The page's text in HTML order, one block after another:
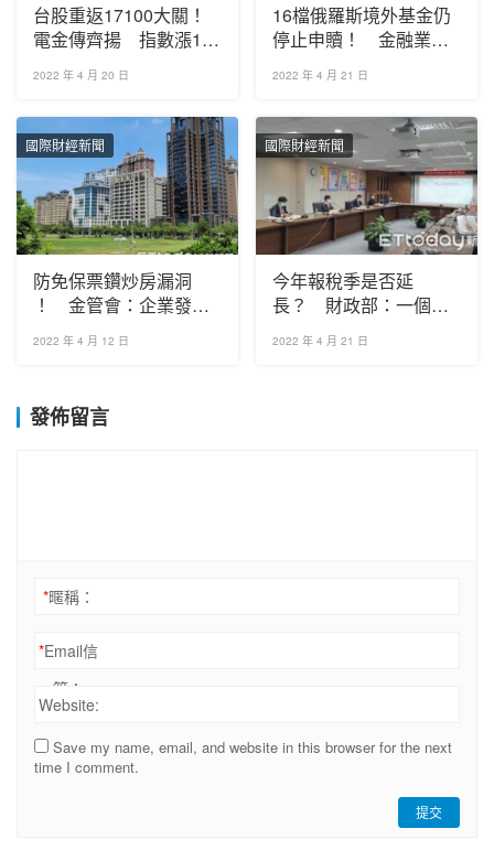
台股重返17100大關！
電金傳齊揚 指數漲155
點收17148
2022 年 4 月 20 日
16檔俄羅斯境外基金仍
停止申贖！ 金融業對
俄曝險2個月減近600億
2022 年 4 月 21 日
國際財經新聞
防免保票鑽炒房漏洞
！ 金管會：企業發票
負債比「3倍為限」
2022 年 4 月 12 日
國際財經新聞
今年報稅季是否延
長？ 財政部：一個月
為原則、隨疫情滾動檢
討
2022 年 4 月 21 日
發佈留言
*暱稱：
*Email信
箱：
Website:
Save my name, email, and website in this browser for the next
time I comment.
提交